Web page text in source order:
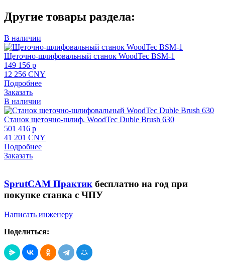
Другие товары раздела:
В наличии
Щеточно-шлифовальный станок WoodTec BSM-1
149 156 p
12 256 CNY
Подробнее
Заказать
В наличии
Станок щеточно-шлиф. WoodTec Duble Brush 630
501 416 p
41 201 CNY
Подробнее
Заказать
SprutCAM Практик бесплатно на год при
покупке станка с ЧПУ
Написать инженеру
Поделиться: